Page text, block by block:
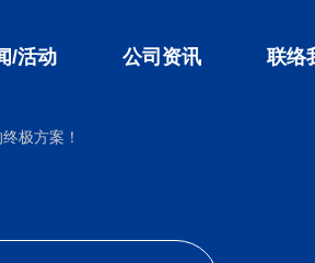
/活动 公司资讯 联络
极方案！